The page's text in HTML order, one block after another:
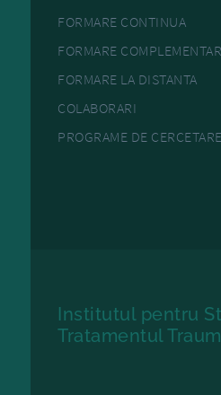
FORMARE CONTINUA
FORMARE
FORMARE LA DISTANTA
COLABORARI
PROGRAME DE CERCETARE
Institutul pentru
Tratamentul